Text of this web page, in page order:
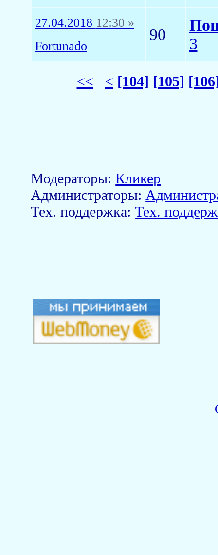
27.04.2018 12:30 »
Fortunado
90
3
<< < [104] [105]
Модераторы:Кликер
Aдминистраторы:
Тех. поддержка:Тех.